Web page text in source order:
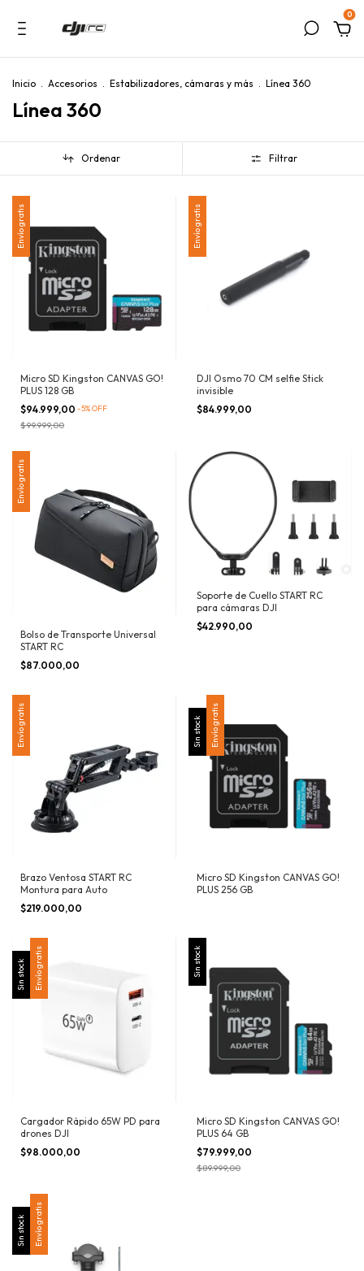
0
Inicio . Accesorios . Estabilizadores, cámaras y más . Línea 360
Línea 360
Ordenar Filtrar
Envío gratis
Micro SD Kingston CANVAS GO!
PLUS 128 GB
$94.999,00 -5%OFF
$99.999,00
Envío gratis
DJI Osmo 70 CM selfie Stick
invisible
$84.999,00
Envío gratis
Bolso de Transporte Universal
START RC
$87.000,00
Soporte de Cuello START RC
para cámaras DJI
$42.990,00
Envío gratis
Brazo Ventosa START RC
Montura para Auto
$219.000,00
Sin stock Envío gratis
Micro SD Kingston CANVAS GO!
PLUS 256 GB
Sin stock Envío gratis
Cargador Rápido 65W PD para
drones DJI
$98.000,00
Sin stock
Micro SD Kingston CANVAS GO!
PLUS 64 GB
$79.999,00
$89.999,00
Sin stock Envío gratis